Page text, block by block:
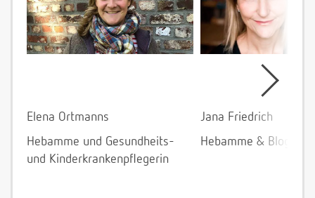
Elena Ortmanns
Hebamme und Gesundheits-
und Kinderkrankenpflegerin
Jana Friedrich
Hebamme &